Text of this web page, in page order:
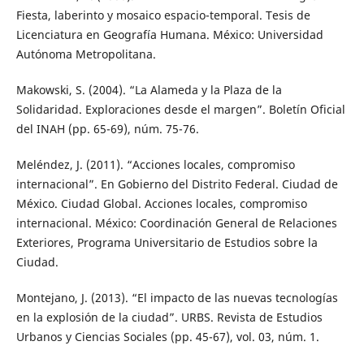
Fiesta, laberinto y mosaico espacio-temporal. Tesis de
Licenciatura en Geografía Humana. México: Universidad
Autónoma Metropolitana.
Makowski, S. (2004). “La Alameda y la Plaza de la
Solidaridad. Exploraciones desde el margen”. Boletín Oficial
del INAH (pp. 65-69), núm. 75-76.
Meléndez, J. (2011). “Acciones locales, compromiso
internacional”. En Gobierno del Distrito Federal. Ciudad de
México. Ciudad Global. Acciones locales, compromiso
internacional. México: Coordinación General de Relaciones
Exteriores, Programa Universitario de Estudios sobre la
Ciudad.
Montejano, J. (2013). “El impacto de las nuevas tecnologías
en la explosión de la ciudad”. URBS. Revista de Estudios
Urbanos y Ciencias Sociales (pp. 45-67), vol. 03, núm. 1.